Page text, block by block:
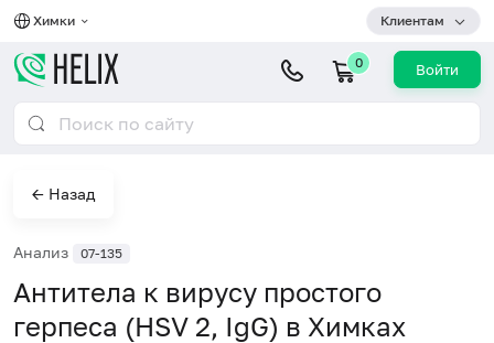
Химки Клиентам
0 Войти
← Назад
Анализ 07-135
Антитела к вирусу простого
герпеса (HSV 2, IgG) в Химках